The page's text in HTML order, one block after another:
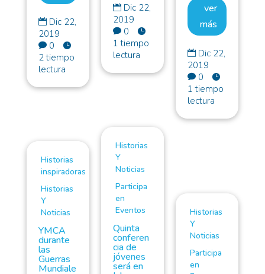
 Dic 22,
2019
 0 
2 tiempo
lectura
 Dic 22,
2019
 0 
1 tiempo
lectura
ver
más
 Dic 22,
2019
 0 
1 tiempo
lectura
Historias
Y
Noticias
Participa
en
Eventos
Quinta
conferen
cia de
jóvenes
será en
Historias
inspiradoras
Historias
Y
Noticias
YMCA
durante
las
Guerras
Mundiale
Historias
Y
Noticias
Participa
en